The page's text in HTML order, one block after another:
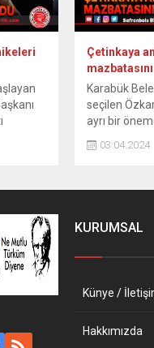
ile
Çetinkaya
Karabük
seçilen
ayrı bir
Seçimlerinde
tokalaşan ve
03.04.2024
KURUMSAL
Künye /
Hakkımızda